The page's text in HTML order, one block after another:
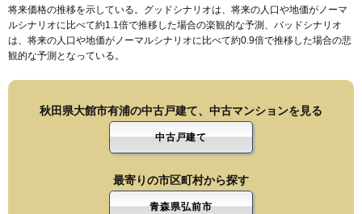
将来価格の推移を示している。グッドシナリオは、将来の人口や地価がノーマ
ルシナリオに比べて約1.1倍で推移した場合の楽観的な予測、バッドシナリオ
は、将来の人口や地価がノーマルシナリオに比べて約0.9倍で推移した場合の悲
観的な予測となっている。
秋田県大館市有浦の中古戸建て、中古マンションを見る
中古戸建て
最寄りの市区町村から探す
青森県弘前市